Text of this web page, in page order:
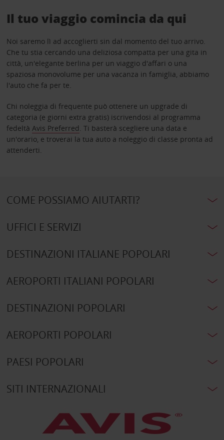
Il tuo viaggio comincia da qui
Noi saremo lì ad accoglierti sin dal momento del tuo arrivo.
Che tu stia cercando una deliziosa compatta per una gita in
città, un'elegante berlina per un viaggio d'affari o una
spaziosa monovolume per una vacanza in famiglia, abbiamo
l'auto che fa per te.
Chi noleggia di frequente può ottenere un upgrade di
categoria (e giorni extra gratis) iscrivendosi al programma
fedeltà Avis Preferred. Ti basterà scegliere una data e
un'orario, e troverai la tua auto a noleggio di classe pronta ad
attenderti.
COME POSSIAMO AIUTARTI?
UFFICI E SERVIZI
DESTINAZIONI ITALIANE POPOLARI
AEROPORTI ITALIANI POPOLARI
DESTINAZIONI POPOLARI
AEROPORTI POPOLARI
PAESI POPOLARI
SITI INTERNAZIONALI